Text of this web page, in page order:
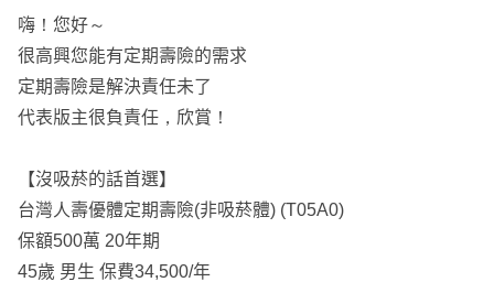
嗨！您好～
很高興您能有定期壽險的需求
定期壽險是解決責任未了
代表版主很負責任，欣賞！
【沒吸菸的話首選】
台灣人壽優體定期壽險(非吸菸體) (T05A0)
保額500萬 20年期
45歲 男生 保費34,500/年